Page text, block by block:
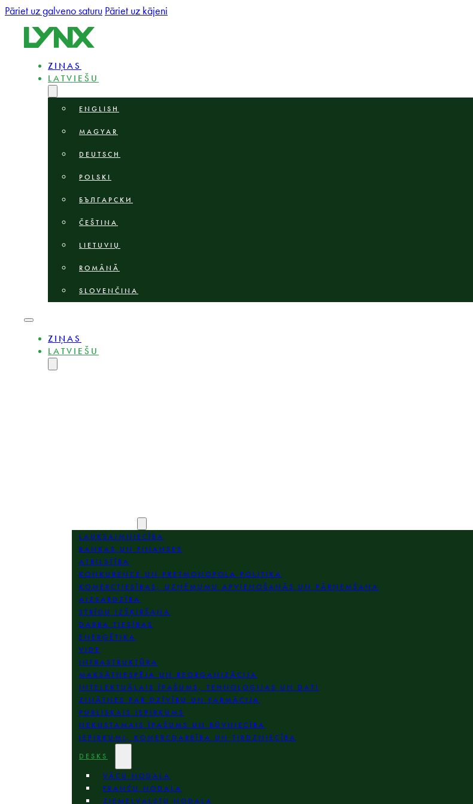
Pāriet uz galveno saturu Pāriet uz kājeni
ZIŅAS
LATVIEŠU
ENGLISH
MAGYAR
DEUTSCH
POLSKI
БЪЛГАРСКИ
ČEŠTINA
LIETUVIŲ
ROMÂNĂ
SLOVENČINA
ZIŅAS
LATVIEŠU
LAUKSAIMNIECĪBA
BANKAS UN FINANSES
ATBILSTĪBA
KONKURENCE UN PRETMONOPOLA POLITIKA
KOMERCTIESĪBAS; UZŅĒMUMU APVIENOŠANĀS UN PĀRŅEMŠANA
AIZSARDZĪBA
STRĪDU IZŠĶIRŠANA
DARBA TIESĪBAS
ENERĢĒTIKA
VIDE
INFRASTRUKTŪRA
MAKSĀTNESPĒJA UN REORGANIZĀCIJA
INTELEKTUĀLAIS ĪPAŠUMS, TEHNOLOĢIJAS UN DATI
ZINĀTNES PAR DZĪVĪBU UN FARMĀCIJA
PUBLISKAIS IEPIRKUMS
NEKUSTAMAIS ĪPAŠUMS UN BŪVNIECĪBA
IEPIRKUMI, KOMERCDARBĪBA UN TIRDZNIECĪBA
DESKS
VĀCU NODAĻA
FRANČU NODAĻA
ZIEMEĻVALSTU NODAĻA